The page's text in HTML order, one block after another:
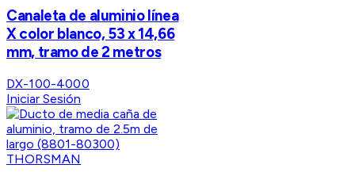
Canaleta de aluminio línea
X color blanco, 53 x 14,66
mm, tramo de 2 metros
DX-100-4000
Iniciar Sesión
THORSMAN